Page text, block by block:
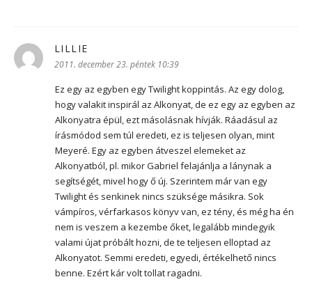
LILLIE
2011. december 23. péntek 10:39
Ez egy az egyben egy Twilight koppintás. Az egy dolog,
hogy valakit inspirál az Alkonyat, de ez egy az egyben az
Alkonyatra épül, ezt másolásnak hívják. Ráadásul az
írásmódod sem túl eredeti, ez is teljesen olyan, mint
Meyeré. Egy az egyben átveszel elemeket az
Alkonyatból, pl. mikor Gabriel felajánlja a lánynak a
segítségét, mivel hogy ő új. Szerintem már van egy
Twilight és senkinek nincs szüksége másikra. Sok
vámpíros, vérfarkasos könyv van, ez tény, és még ha én
nem is veszem a kezembe őket, legalább mindegyik
valami újat próbált hozni, de te teljesen elloptad az
Alkonyatot. Semmi eredeti, egyedi, értékelhető nincs
benne. Ezért kár volt tollat ragadni.